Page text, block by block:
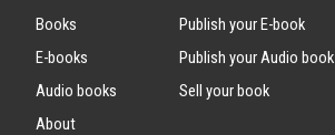
Books
E-books
Audio books
About
Publish your E-book
Publish your Audio book
Sell your book